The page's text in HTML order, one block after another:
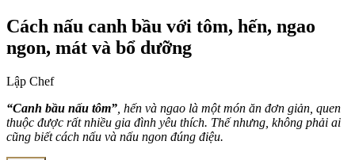
Cách nấu canh bầu với tôm, hến, ngao
ngon, mát và bổ dưỡng
Lập Chef
“Canh bầu nấu tôm” , hến và ngao là một món ăn đơn giản, quen
thuộc được rất nhiều gia đình yêu thích. Thế nhưng, không phải ai
cũng biết cách nấu và nấu ngon đúng điệu.